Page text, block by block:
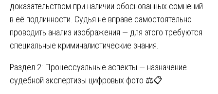
доказательством при наличии обоснованных сомнений
в её подлинности. Судья не вправе самостоятельно
проводить анализ изображения — для этого требуются
специальные криминалистические знания.
Раздел 2: Процессуальные аспекты — назначение
судебной экспертизы цифровых фото ⚖️📋